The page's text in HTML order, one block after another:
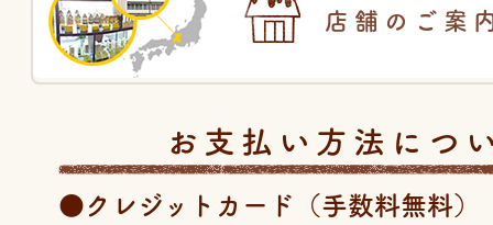
店舗のご案
お支払い方法につ
●クレジットカード（手数料無料）